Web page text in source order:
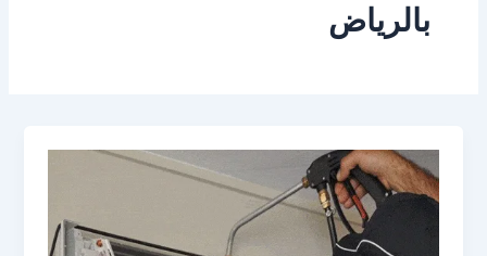
بالرياض